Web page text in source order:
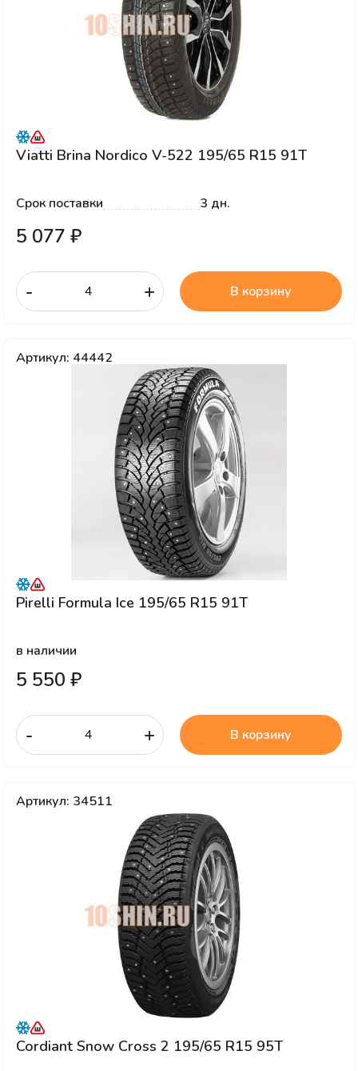
Viatti Brina Nordico V-522 195/65 R15 91T
Срок поставки 3 дн.
5 077 ₽
- + В корзину
Артикул: 44442
Pirelli Formula Ice 195/65 R15 91T
в наличии
5 550 ₽
- + В корзину
Артикул: 34511
Cordiant Snow Cross 2 195/65 R15 95T